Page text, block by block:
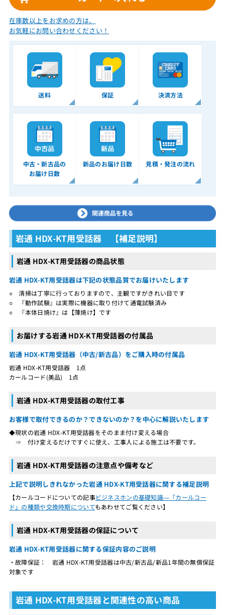
在庫数以上をお求めの方は、
お気軽にお問い合わせください！
送料 保証 決済方法
中古・新古品の
お届け日数
新品のお届け日数 見積・発注の流れ
岩通 HDX-KT用受話器 【補足説明】
岩通 HDX-KT用受話器の商品状態
岩通 HDX-KT用受話器は下記の状態品質でお届けいたします
○ 清掃は丁寧に行っておりますので、主観ですがきれい目です
○ 『動作試験』は実際に機器に取り付けて通電試験済み
○ 『本体日焼け』は【薄焼け】です
お届けする岩通 HDX-KT用受話器の付属品
岩通 HDX-KT用受話器（中古/新古品）をご購入時の付属品
岩通 HDX-KT用受話器 1点
カールコード(美品) 1点
岩通 HDX-KT用受話器の取付工事
お客様で取付できるのか？できないのか？を中心に解説いたします
◆現状の岩通 HDX-KT用受話器をそのまま付け変える場合
⇒ 付け変えるだけですぐに使え、工事人による施工は不要です。
岩通 HDX-KT用受話器の注意点や備考など
上記で説明しきれなかった岩通 HDX-KT用受話器に関する補足説明
【カールコードについての記事ビジネスホンの基礎知識―「カールコー
ド」の種類や交換時期についてもあわせてご覧ください】
岩通 HDX-KT用受話器の保証について
岩通 HDX-KT用受話器に関する保証内容のご説明
・故障保証： 岩通 HDX-KT用受話器は中古/新古品/新品1年間の無償保証
対象です
岩通 HDX-KT用受話器と関連性の高い商品